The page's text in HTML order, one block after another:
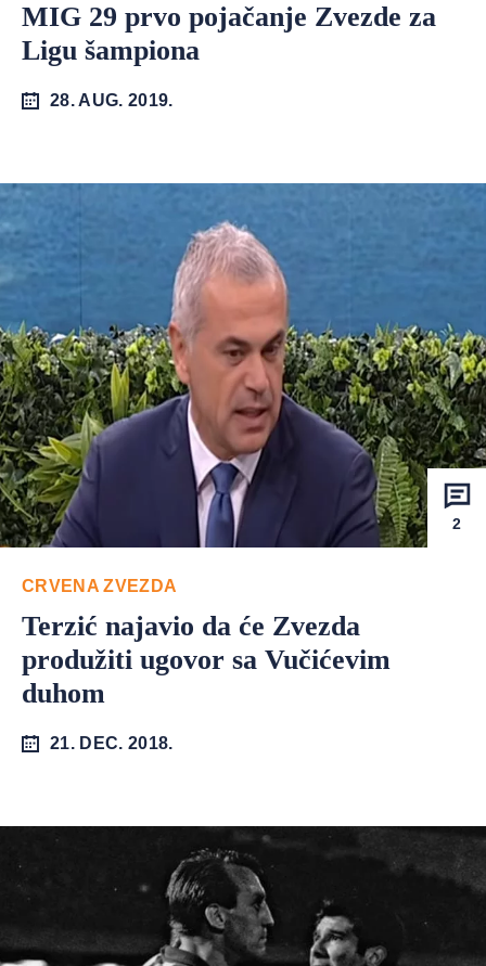
MIG 29 prvo pojačanje Zvezde za
Ligu šampiona
28. AUG. 2019.
2
CRVENA ZVEZDA
Terzić najavio da će Zvezda
produžiti ugovor sa Vučićevim
duhom
21. DEC. 2018.